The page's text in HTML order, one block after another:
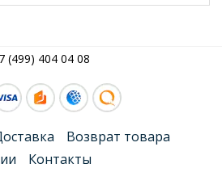
(499) 404 04 08
Возврат товара
Контакты